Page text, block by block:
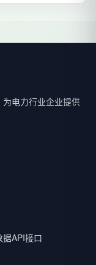
电力行业企业提供
据API接口